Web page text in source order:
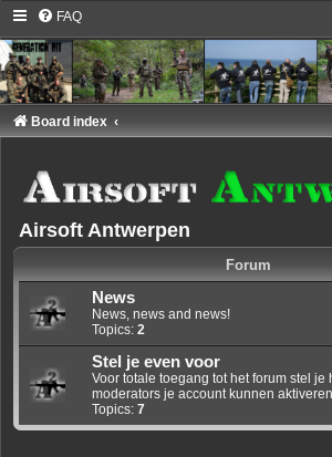
FAQ
Board index
Airsoft Antwerpen
Forum
News
News, news and news!
Topics: 2
Stel je even voor
Voor totale toegang tot het forum stel je
moderators je account kunnen aktiveren
Topics: 7